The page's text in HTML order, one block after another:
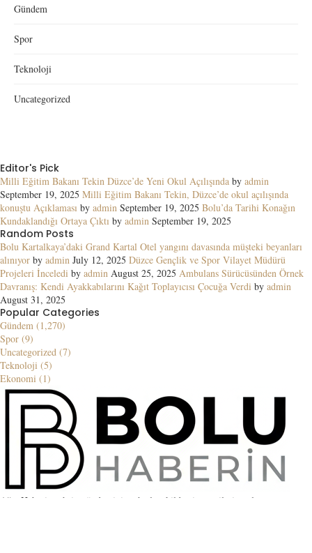
Gündem
Spor
Teknoloji
Uncategorized
Editor's Pick
Milli Eğitim Bakanı Tekin Düzce’de Yeni Okul Açılışında by admin
September 19, 2025 Milli Eğitim Bakanı Tekin, Düzce’de okul açılışında
konuştu Açıklaması by admin September 19, 2025 Bolu’da Tarihi Konağın
Kundaklandığı Ortaya Çıktı by admin September 19, 2025
Random Posts
Bolu Kartalkaya’daki Grand Kartal Otel yangını davasında müşteki beyanları
alınıyor by admin July 12, 2025 Düzce Gençlik ve Spor Vilayet Müdürü
Projeleri İnceledi by admin August 25, 2025 Ambulans Sürücüsünden Örnek
Davranış: Kendi Ayakkabılarını Kağıt Toplayıcısı Çocuğa Verdi by admin
August 31, 2025
Popular Categories
Gündem (1,270)
Spor (9)
Uncategorized (7)
Teknoloji (5)
Ekonomi (1)
Ağrı Haberin şehrin gündemini en hızlı şekilde ziyaretçilerine ulaştıran